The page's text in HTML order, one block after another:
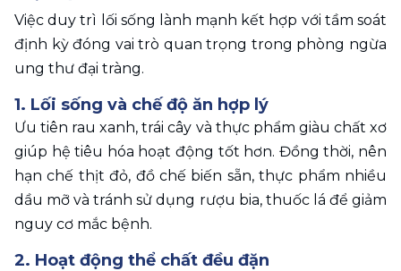
Việc duy trì lối sống lành mạnh kết hợp với tầm soát
định kỳ đóng vai trò quan trọng trong phòng ngừa
ung thư đại tràng.
1. Lối sống và chế độ ăn hợp lý
Ưu tiên rau xanh, trái cây và thực phẩm giàu chất xơ
giúp hệ tiêu hóa hoạt động tốt hơn. Đồng thời, nên
hạn chế thịt đỏ, đồ chế biến sẵn, thực phẩm nhiều
dầu mỡ và tránh sử dụng rượu bia, thuốc lá để giảm
nguy cơ mắc bệnh.
2. Hoạt động thể chất đều đặn